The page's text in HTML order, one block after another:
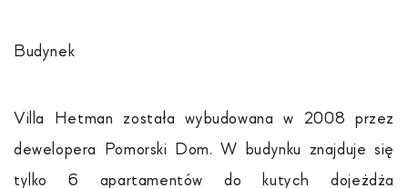
Budynek
Villa Hetman została wybudowana w 2008 przez
dewelopera Pomorski Dom. W budynku znajduje się
tylko 6 apartamentów do kutych dojeżdża